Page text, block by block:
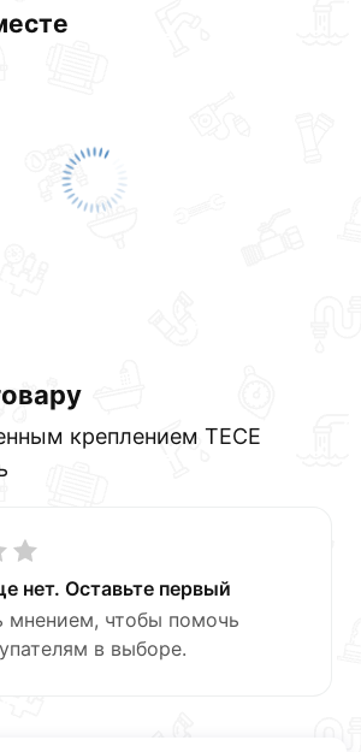
креплением TECE
нет. Оставьте первый
мнением, чтобы помочь
в выборе.